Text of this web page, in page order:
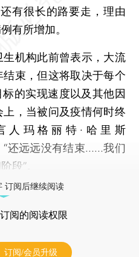
有很长的路要走，理由
有所增加。
机构此前曾表示，大流
束，但这将取决于每个
的实现速度以及其他因
，当被问及疫情何时终
人玛格丽特·哈里斯
“还远远没有结束……我们
段”。
订阅后继续阅读
阅的阅读权限
订阅/会员升级